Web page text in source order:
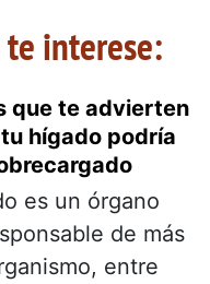
interese:
que te advierten
hígado podría
es un órgano
de más
entre